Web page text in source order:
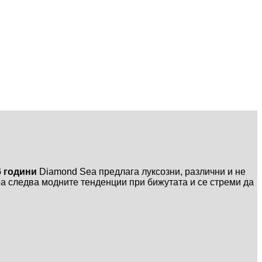
години Diamond Sea предлага луксозни, различни и не
модните тенденции при бижутата и се стреми да